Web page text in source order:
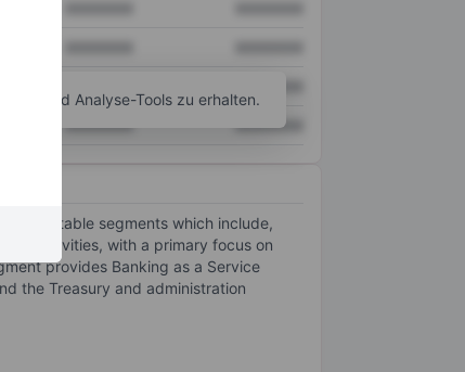
XXXXXXX XXXXXXX
und Analyse-Tools zu erhalten.
reportable segments which include,
activities, with a primary focus on
provides Banking as a Service
the Treasury and administration